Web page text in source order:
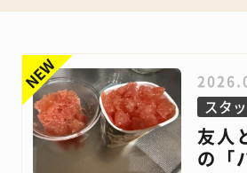
スタ
友人
の「